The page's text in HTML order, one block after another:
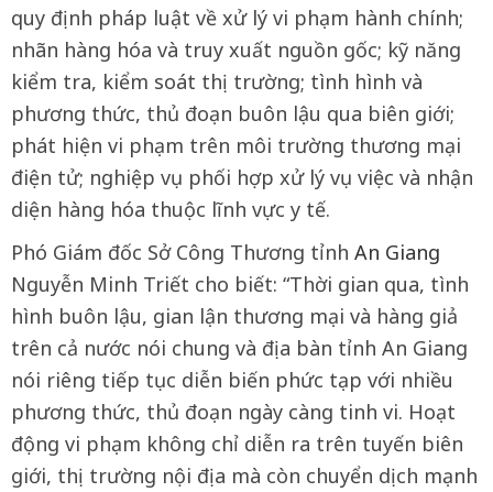
quy định pháp luật về xử lý vi phạm hành chính;
nhãn hàng hóa và truy xuất nguồn gốc; kỹ năng
kiểm tra, kiểm soát thị trường; tình hình và
phương thức, thủ đoạn buôn lậu qua biên giới;
phát hiện vi phạm trên môi trường thương mại
điện tử; nghiệp vụ phối hợp xử lý vụ việc và nhận
diện hàng hóa thuộc lĩnh vực y tế.
Phó Giám đốc Sở Công Thương tỉnh An Giang
Nguyễn Minh Triết cho biết: “Thời gian qua, tình
hình buôn lậu, gian lận thương mại và hàng giả
trên cả nước nói chung và địa bàn tỉnh An Giang
nói riêng tiếp tục diễn biến phức tạp với nhiều
phương thức, thủ đoạn ngày càng tinh vi. Hoạt
động vi phạm không chỉ diễn ra trên tuyến biên
giới, thị trường nội địa mà còn chuyển dịch mạnh